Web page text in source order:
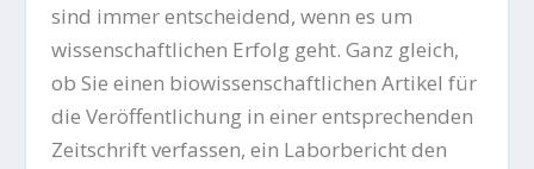
sind immer entscheidend, wenn es um
wissenschaftlichen Erfolg geht. Ganz gleich,
ob Sie einen biowissenschaftlichen Artikel für
die Veröffentlichung in einer entsprechenden
Zeitschrift verfassen, ein Laborbericht den